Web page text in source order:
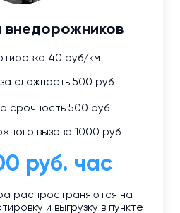
внедорожников
40 руб/км
сложность 500 руб
срочность 500 руб
вызова 1000 руб
руб. час
распространяются на
и выгрузку в пункте